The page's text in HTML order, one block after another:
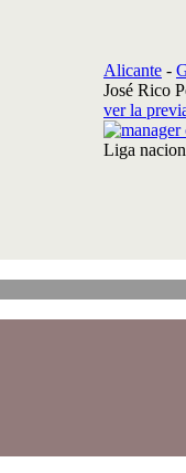
Alicante -
José Rico
ver la
Liga